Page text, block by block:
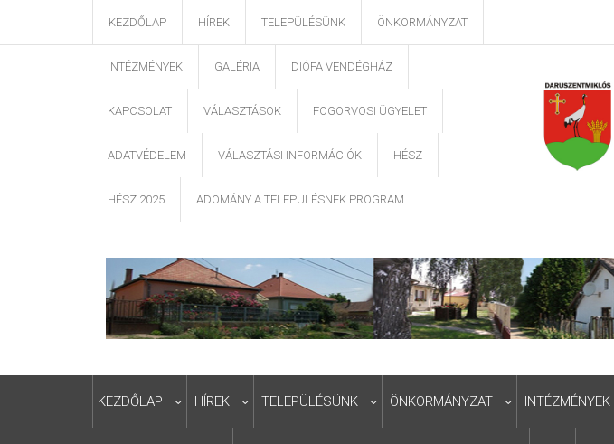
KEZDŐLAP HÍREK TELEPÜLÉSÜNK ÖNKORMÁNYZAT
INTÉZMÉNYEK GALÉRIA DIÓFA VENDÉGHÁZ
KAPCSOLAT VÁLASZTÁSOK FOGORVOSI ÜGYELET
ADATVÉDELEM VÁLASZTÁSI INFORMÁCIÓK HÉSZ
HÉSZ 2025 ADOMÁNY A TELEPÜLÉSNEK PROGRAM
KEZDŐLAP HÍREK TELEPÜLÉSÜNK ÖNKORMÁNYZAT INTÉZMÉNYEK